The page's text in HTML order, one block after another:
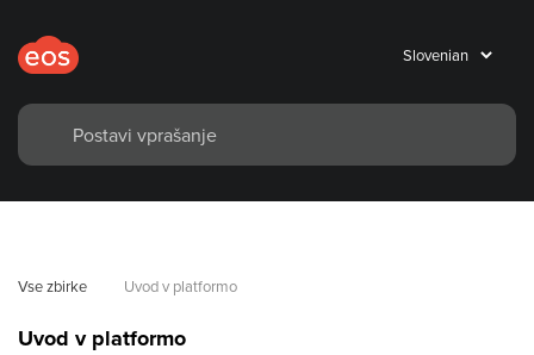
Vse zbirke Uvod v platformo
Uvod v platformo